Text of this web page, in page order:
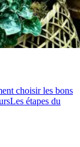
choisir les bons
Les étapes du